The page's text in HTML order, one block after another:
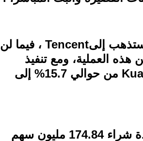
ستذهب إلىTencent ، فيما لن
العملية، ومع تنفيذ
من حوالي 15.7% إلى
عن إعادة شراء 174.84 مليون سهم